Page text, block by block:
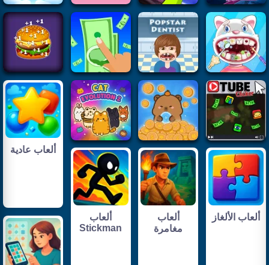
ألعاب عادية
ألعاب الألغاز
ألعاب
مغامرة
ألعاب
Stickman